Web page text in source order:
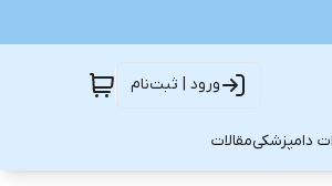
ورود | ثبت‌نام
دامپزشکیمقالات